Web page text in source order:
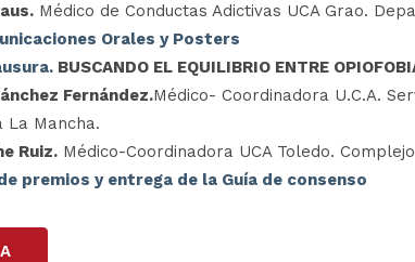
Médico de Conductas Adictivas UCA Grao.
Orales y Posters
BUSCANDO EL EQUILIBRIO ENTRE
Fernández.Médico- Coordinadora U.C.A.
La Mancha.
Ruiz. Médico-Coordinadora UCA Toledo.
premios y entrega de la Guía de consenso